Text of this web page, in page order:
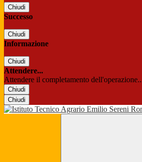
Chiudi
Successo
Chiudi
Informazione
Chiudi
Attendere...
Attendere il completamento
Chiudi
Chiudi